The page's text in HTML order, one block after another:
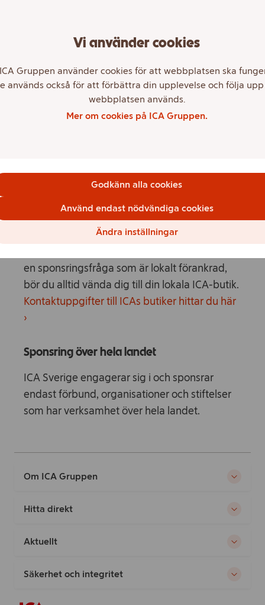
människor till en sundare livsstil. Det gör vi
riktar in sig på barn och unga och samarbeten
med organisationer som exempelvis
Cancerfonden. För oss på ICA hänger mat och
ICA-butikerna runt om i Sverige står för en stor
och viktig del av ICA Gruppens sponsring. ICA-
butikernas lokala engagemang i
idrottsklubbar, kulturevenemang och social
en sponsringsfråga som är lokalt förankrad,
bör du alltid vända dig till din lokala ICA-butik.
Kontaktuppgifter till ICAs butiker hittar du här
›
Sponsring över hela landet
ICA Sverige engagerar sig i och sponsrar
endast förbund, organisationer och stiftelser
som har verksamhet över hela landet.
Om ICA Gruppen
Hitta direkt
Aktuellt
Säkerhet och integritet
Vi använder cookies
Gruppen använder cookies för att webbplatsen ska
används också för att förbättra din upplevelse och följa
webbplatsen används.
Mer om cookies på ICA Gruppen.
Godkänn alla cookies
Använd endast nödvändiga cookies
Ändra inställningar